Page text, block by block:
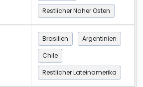
Restlicher Naher Osten
Brasilien
Argentinien
Chile
Restlicher Lateinamerika